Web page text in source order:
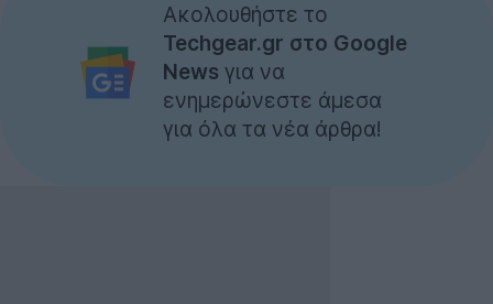
Ακολουθήστε το
Techgear.gr στο Google
News για να
ενημερώνεστε άμεσα
για όλα τα νέα άρθρα!